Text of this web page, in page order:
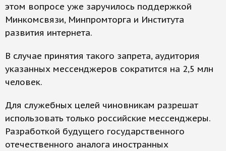
этом вопросе уже заручилось поддержкой
Минкомсвязи, Минпромторга и Института
развития интернета.
В случае принятия такого запрета, аудитория
указанных мессенджеров сократится на 2,5 млн
человек.
Для служебных целей чиновникам разрешат
использовать только российские мессенджеры.
Разработкой будущего государственного
отечественного аналога иностранных